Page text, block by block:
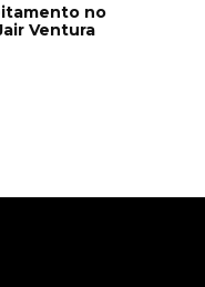
no
Ventura